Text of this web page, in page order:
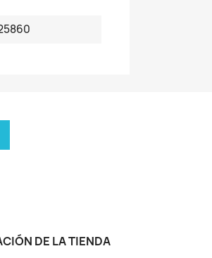
DE LA TIENDA